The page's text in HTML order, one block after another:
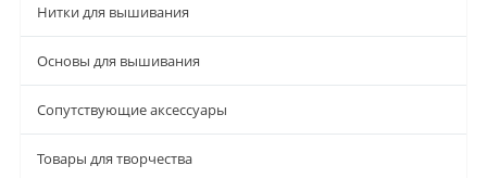
Нитки для вышивания
Основы для вышивания
Сопутствующие аксессуары
Товары для творчества